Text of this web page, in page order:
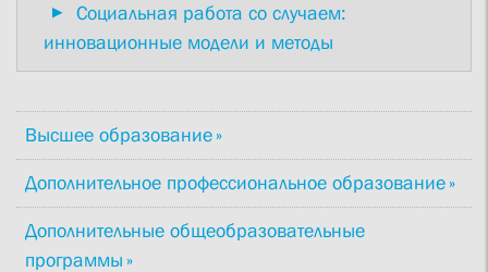
Социальная работа со случаем:
инновационные модели и методы
Высшее образование
Дополнительное профессиональное образование
Дополнительные общеобразовательные
программы